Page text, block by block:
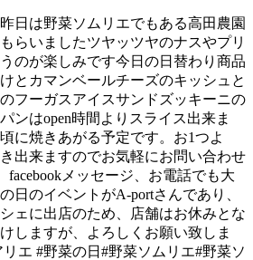
日は野菜ソムリエでもある高田農園
らいましたツヤッツヤのナスやプリ
のが楽しみです今日の日替わり商品
とカマンベールチーズのキッシュと
フーガスアイスサンドズッキーニの
ンはopen時間よりスライス出来ま
に焼きあがる予定です。お1つよ
出来ますのでお気軽にお問い合わせ
facebookメッセージ、お電話でも大
日のイベントがA-portさんであり、
ェに出店のため、店舗はお休みとな
しますが、よろしくお願い致しま
エ #野菜の日#野菜ソムリエ#野菜ソ